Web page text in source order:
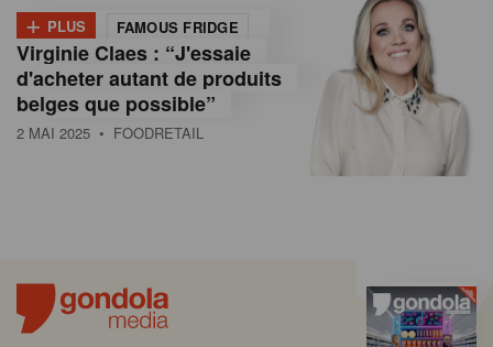
+ PLUS FAMOUS FRIDGE
Virginie Claes : “J'essaie
d'acheter autant de produits
belges que possible”
2 MAI 2025 • FOODRETAIL